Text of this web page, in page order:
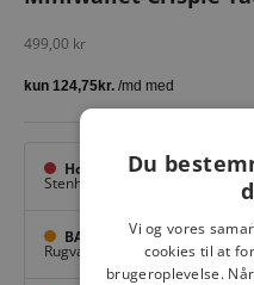
Salgspris
499,00 kr
Hovedlager
Stenhuggervej 10,
BAGGI Tarup Center
Rugvang 36, Odense NV
Du
Vi og vores
cookies til at
brugeroplevelse.